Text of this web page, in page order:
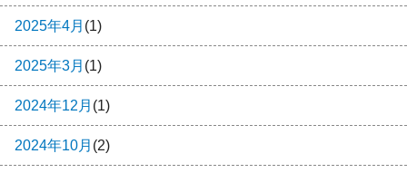
2025年4月 (1)
2025年3月 (1)
2024年12月 (1)
2024年10月 (2)